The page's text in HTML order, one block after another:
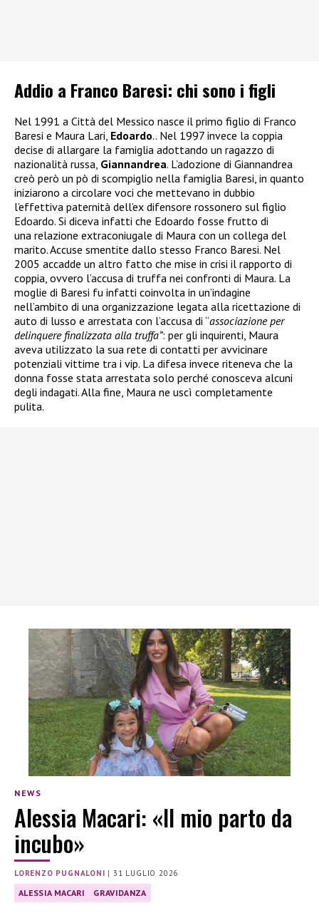
Addio a Franco Baresi: chi sono i figli
Nel 1991 a Città del Messico nasce il primo figlio di Franco
Baresi e Maura Lari, Edoardo.. Nel 1997 invece la coppia
decise di allargare la famiglia adottando un ragazzo di
nazionalità russa, Giannandrea. L’adozione di Giannandrea
creò però un pò di scompiglio nella famiglia Baresi, in quanto
iniziarono a circolare voci che mettevano in dubbio
l’effettiva paternità dell’ex difensore rossonero sul figlio
Edoardo. Si diceva infatti che Edoardo fosse frutto di
una relazione extraconiugale di Maura con un collega del
marito. Accuse smentite dallo stesso Franco Baresi. Nel
2005 accadde un altro fatto che mise in crisi il rapporto di
coppia, ovvero l’accusa di truffa nei confronti di Maura. La
moglie di Baresi fu infatti coinvolta in un’indagine
nell’ambito di una organizzazione legata alla ricettazione di
auto di lusso e arrestata con l’accusa di “associazione per
delinquere finalizzata alla truffa”: per gli inquirenti, Maura
aveva utilizzato la sua rete di contatti per avvicinare
potenziali vittime tra i vip. La difesa invece riteneva che la
donna fosse stata arrestata solo perché conosceva alcuni
degli indagati. Alla fine, Maura ne uscì completamente
pulita.
NEWS
Alessia Macari: «Il mio parto da
incubo»
LORENZO PUGNALONI |31 LUGLIO 2026
ALESSIA MACARI GRAVIDANZA